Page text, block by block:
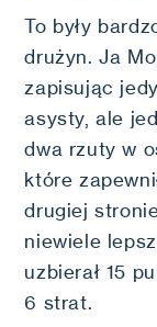
To były
drużyn. Ja
zapisując
asysty, ale
dwa rzuty w
które
drugiej
niewiele
uzbierał 15
6 strat.